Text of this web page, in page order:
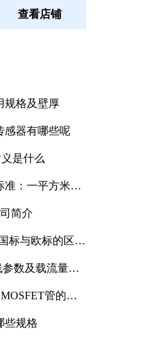
查看店铺
规格及壁厚
感器有哪些呢
是什么
准：一平方米能
简介
标与欧标的区别
参数及载流量解
管的合
些规格